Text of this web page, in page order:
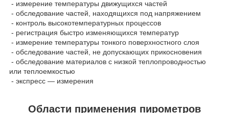
- измерение температуры движущихся частей
- обследование частей, находящихся под напряжением
- контроль высокотемпературных процессов
- регистрация быстро изменяющихся температур
- измерение температуры тонкого поверхностного слоя
- обследование частей, не допускающих прикосновения
- обследование материалов с низкой теплопроводностью
или теплоемкостью
- экспресс — измерения
Области применения пирометров